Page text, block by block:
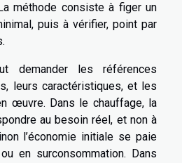
méthode consiste à figer un
puis à vérifier, point par
demander les références
leurs caractéristiques, et les
œuvre. Dans le chauffage, la
au besoin réel, et non à
l’économie initiale se paie
en surconsommation. Dans